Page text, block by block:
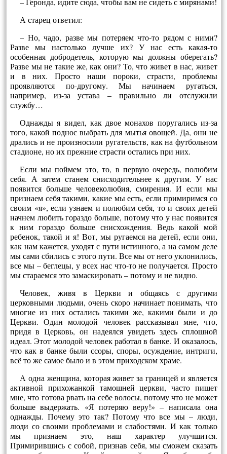
А старец ответил:
– Но, чадо, разве мы потеряем что-то рядом с ними?
Разве мы настолько лучше их? У нас есть какая-то
особенная добродетель, которую мы должны оберегать?
Разве мы не такие же, как они? То, что живет в нас, живет
и в них. Просто наши пороки, страсти, проблемы
проявляются по-другому. Мы начинаем ругаться,
например, из-за устава – правильно ли отслужили
службу…
Однажды я видел, как двое монахов поругались из-за
того, какой поднос выбрать для мытья овощей. Да, они не
дрались и не произносили ругательств, как на футбольном
стадионе, но их прежние страсти остались при них.
Если мы поймем это, то, в первую очередь, полюбим
себя. А затем станем снисходительнее к другим. У нас
появится больше человеколюбия, смирения. И если мы
признаем себя такими, какие мы есть, если примиримся со
своим «я», если узнаем и полюбим себя, то и своих детей
начнем любить гораздо больше, потому что у нас появится
к ним гораздо больше снисхождения. Ведь какой мой
ребенок, такой и я! Вот, мы ругаемся на детей, если они,
как нам кажется, уходят с пути истинного, а на самом деле
мы сами сбились с этого пути. Все мы от него уклонились,
все мы – беглецы, у всех нас что-то не получается. Просто
мы стараемся это замаскировать – потому и не видно.
Человек, живя в Церкви и общаясь с другими
церковными людьми, очень скоро начинает понимать, что
многие из них остались такими же, какими были и до
Церкви. Один молодой человек рассказывал мне, что,
придя в Церковь, он надеялся увидеть здесь сплошной
идеал. Этот молодой человек работал в банке. И оказалось,
что как в банке были ссоры, споры, осуждение, интриги,
всё то же самое было и в этом приходском храме.
А одна женщина, которая живет за границей и является
активной прихожанкой тамошней церкви, часто пишет
мне, что готова рвать на себе волосы, потому что не может
больше выдержать. «Я потеряю веру!» – написала она
однажды. Почему это так? Потому что все мы – люди,
люди со своими проблемами и слабостями. И как только
мы признаем это, наш характер улучшится.
Примирившись с собой, признав себя, мы сможем сказать